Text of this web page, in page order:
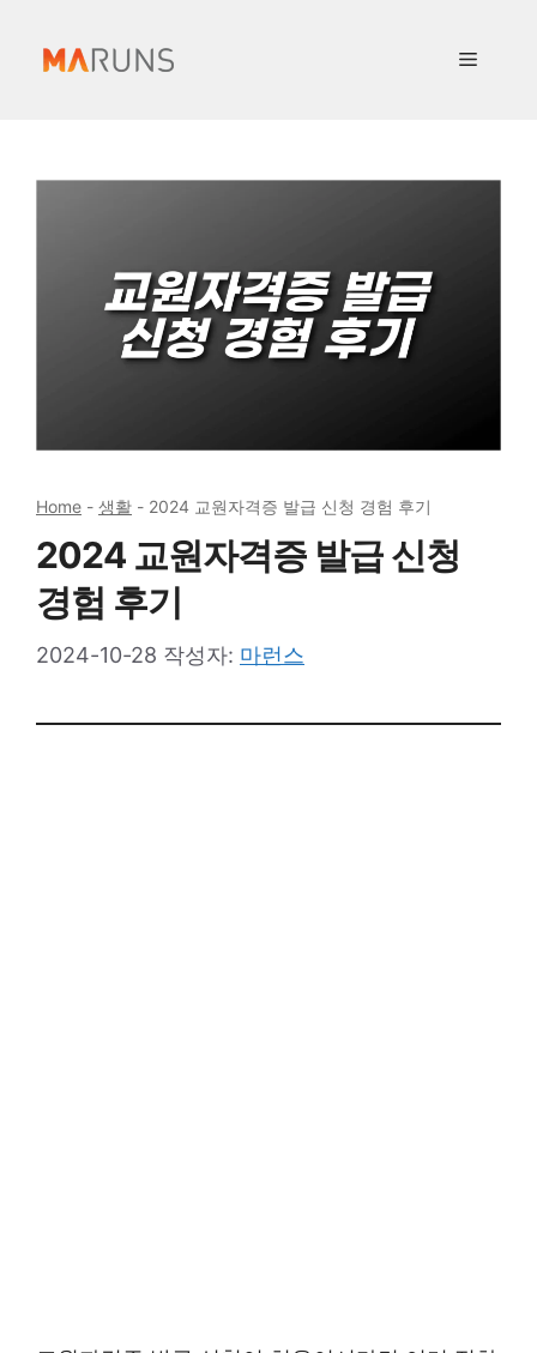
메
Home - 생활 - 2024 교원자격증 발급 신청 경험 후기
2024 교원자격증 발급 신청
경험 후기
2024-10-28 작성자: 마런스